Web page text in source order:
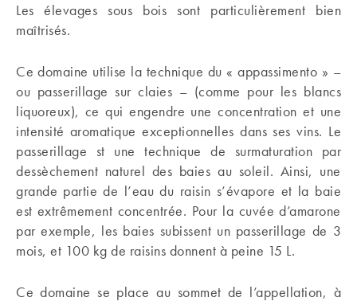
Les élevages sous bois sont particulièrement bien
maîtrisés.
Ce domaine utilise la technique du « appassimento » –
ou passerillage sur claies – (comme pour les blancs
liquoreux), ce qui engendre une concentration et une
intensité aromatique exceptionnelles dans ses vins. Le
passerillage st une technique de surmaturation par
dessèchement naturel des baies au soleil. Ainsi, une
grande partie de l’eau du raisin s’évapore et la baie
est extrêmement concentrée. Pour la cuvée d’amarone
par exemple, les baies subissent un passerillage de 3
mois, et 100 kg de raisins donnent à peine 15 L.
Ce domaine se place au sommet de l’appellation, à